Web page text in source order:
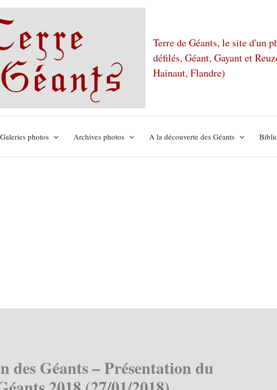
Terre de Géants, le site d'un
défilés, Géant, Gayant et
Hainaut, Flandre)
Galeries photos Archives photos A la découverte des Géants
des Géants – Présentation du